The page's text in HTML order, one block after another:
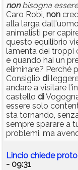
nonbisogna
Caro Robi, non
alla larga
animalisti per
questo equilibrio
lamenta dei troppi
e quando hai un
eliminare? Perché
Consiglio di
andare a visitare
castello di
essere solo
sta tornando,
sempre sparare a
problemi, ma
Lincio chiede
- 09:31